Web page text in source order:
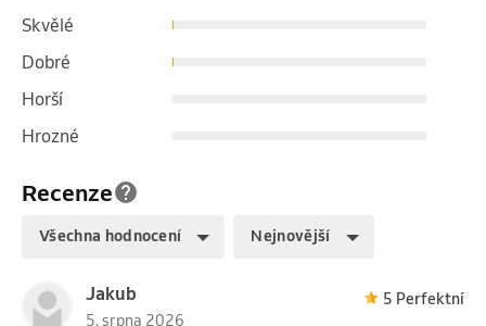
Recenze
Všechna hodnocení Nejnovější
Jakub
5. srpna 2026
5 Perfektní
Skvělé
Dobré
Horší
Hrozné